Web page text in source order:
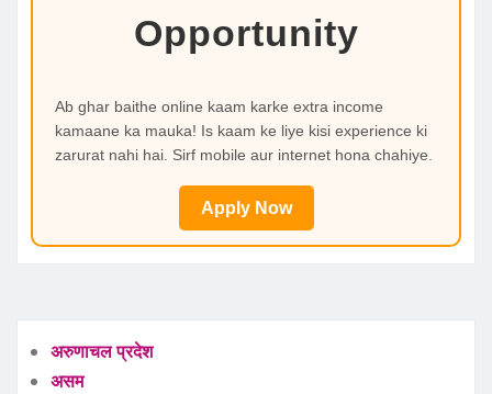
Opportunity
Ab ghar baithe online kaam karke extra income
kamaane ka mauka! Is kaam ke liye kisi experience ki
zarurat nahi hai. Sirf mobile aur internet hona chahiye.
Apply Now
अरुणाचल प्रदेश
असम